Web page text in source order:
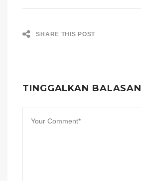
SHARE THIS POST
TINGGALKAN BALASAN